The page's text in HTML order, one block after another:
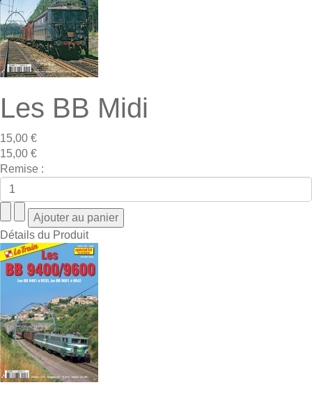
Les BB Midi
15,00 €
15,00 €
Remise :
Détails du Produit